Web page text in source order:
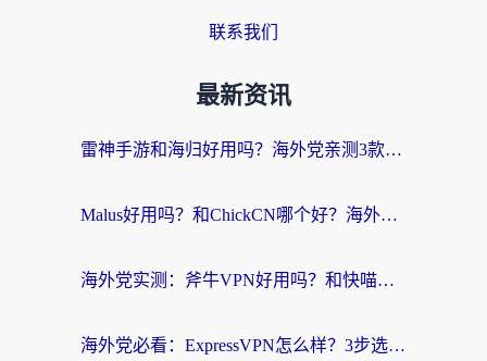
联系我们
最新资讯
雷神手游和海归好用吗？海外党亲测3款热门回国加速器+番茄加速器深度体验
Malus好用吗？和ChickCN哪个好？海外党亲测：选对回国加速器，追剧游戏不卡顿
海外党实测：斧牛VPN好用吗？和快喵VPN对比哪个回国效果更好？附3款热门加速器深度分析
海外党必看：ExpressVPN怎么样？3步选对回国加速器，无缝刷国内剧玩手游